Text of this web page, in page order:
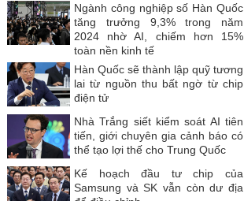
Ngành công nghiệp số Hàn Quốc
tăng trưởng 9,3% trong năm
2024 nhờ AI, chiếm hơn 15%
toàn nền kinh tế
Hàn Quốc sẽ thành lập quỹ tương
lai từ nguồn thu bất ngờ từ chip
điện tử
Nhà Trắng siết kiểm soát AI tiên
tiến, giới chuyên gia cảnh báo có
thể tạo lợi thế cho Trung Quốc
Kế hoạch đầu tư chip của
Samsung và SK vẫn còn dư địa